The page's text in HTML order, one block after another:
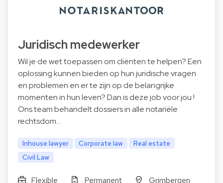
Juridisch medewerker
Wil je de wet toepassen om cliënten te helpen? Een
oplossing kunnen bieden op hun juridische vragen
en problemen en er te zijn op de belangrijke
momenten in hun leven? Dan is deze job voor jou !
Ons team behandelt dossiers in alle notariële
rechtsdom…
Inhouse lawyer Corporate law
Real estate
Civil Law
Flexible Permanent
Grimbergen